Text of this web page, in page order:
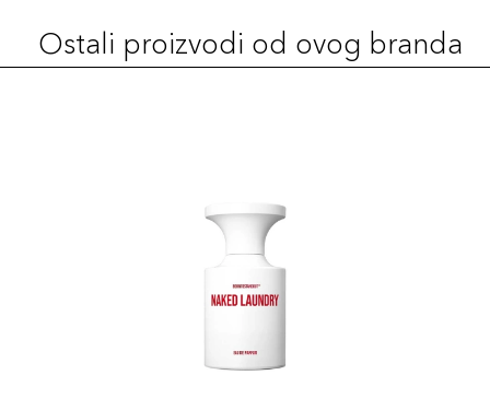
Ostali proizvodi od ovog branda